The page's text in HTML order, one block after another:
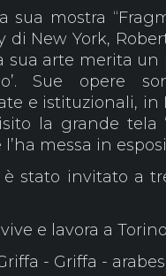
sua mostra
di New York,
sua arte merita
Sue opere
e istituzionali, in
la grande tela
l’ha messa in
è stato invitato a
vive e lavora a Torino
- Griffa -